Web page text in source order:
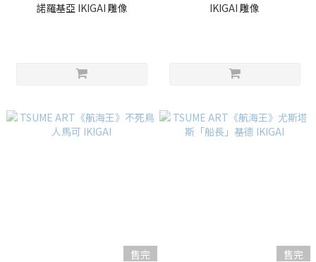
諾羅基亞 IKIGAI 雕像
IKIGAI 雕像
售完
售完